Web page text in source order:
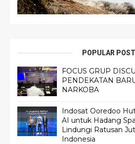
POPULAR
FOCUS GRUP
PENDEKATAN
NARKOBA
Indosat Ooredoo
AI untuk Hadang
Lindungi Ratusan
Indonesia